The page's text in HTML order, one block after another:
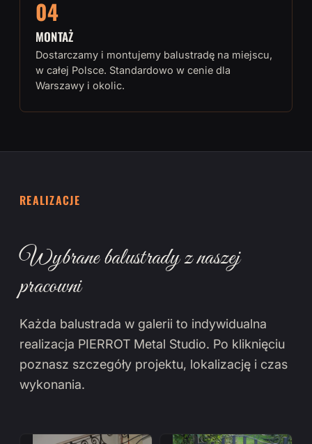
04
MONTAŻ
Dostarczamy i montujemy balustradę na miejscu,
w całej Polsce. Standardowo w cenie dla
Warszawy i okolic.
REALIZACJE
Wybrane balustrady z naszej
pracowni
Każda balustrada w galerii to indywidualna
realizacja PIERROT Metal Studio. Po kliknięciu
poznasz szczegóły projektu, lokalizację i czas
wykonania.